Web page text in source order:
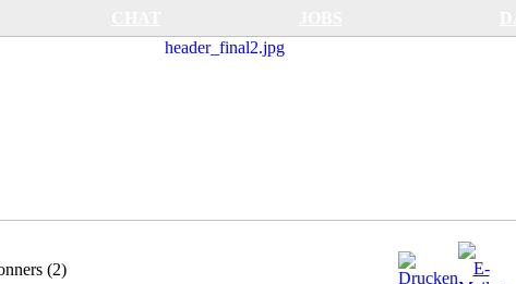
(2)